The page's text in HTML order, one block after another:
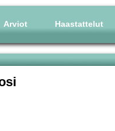
Arviot Haastattelut